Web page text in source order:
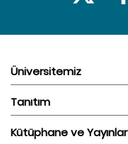
Üniversitemiz
Tanıtım
Kütüphane ve Yayınlar